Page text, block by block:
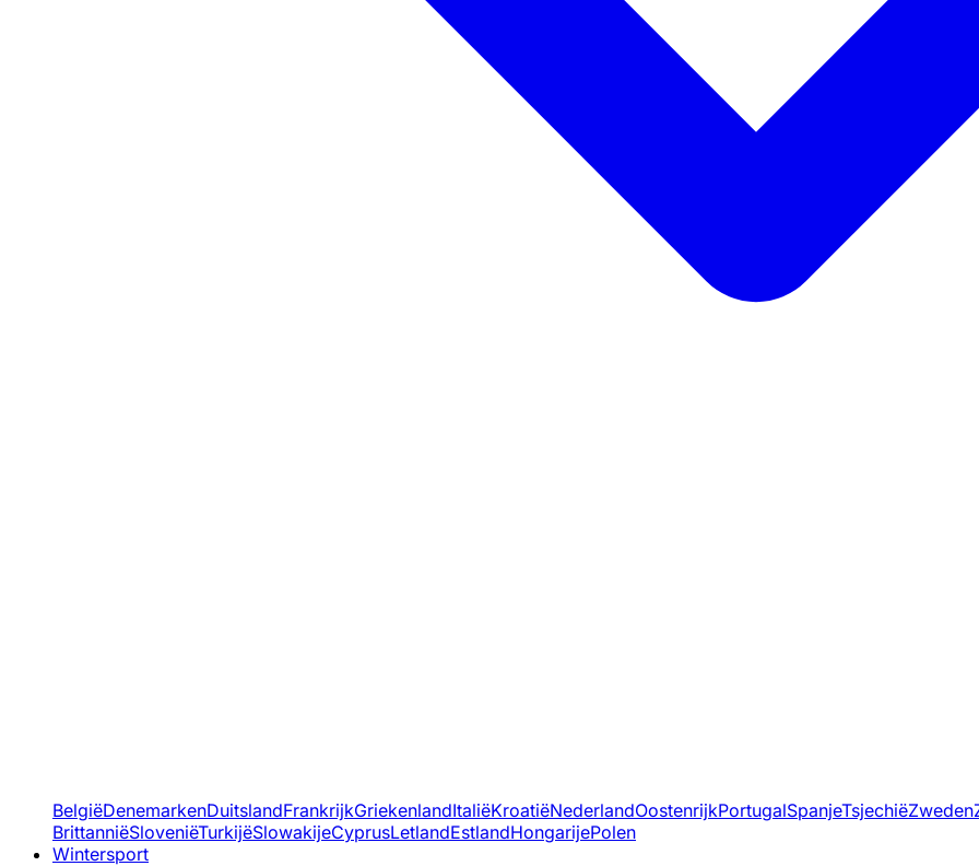
BelgiëDenemarkenDuitslandFrankrijkGriekenlandItaliëKroatiëNederlandOostenrijkPortugalSpanjeTsjechiëZweden
BrittanniëSloveniëTurkijëSlowakijeCyprusLetlandEstlandHongarijePolen
Wintersport